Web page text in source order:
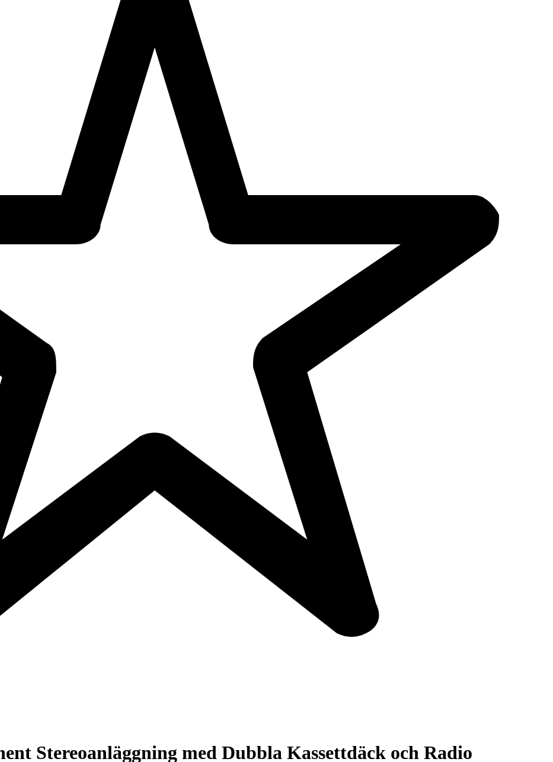
Stereoanläggning med Dubbla Kassettdäck och Radio